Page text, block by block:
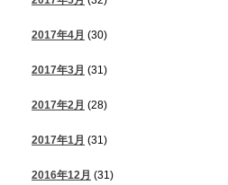
2017年4月 (30)
2017年3月 (31)
2017年2月 (28)
2017年1月 (31)
2016年12月 (31)